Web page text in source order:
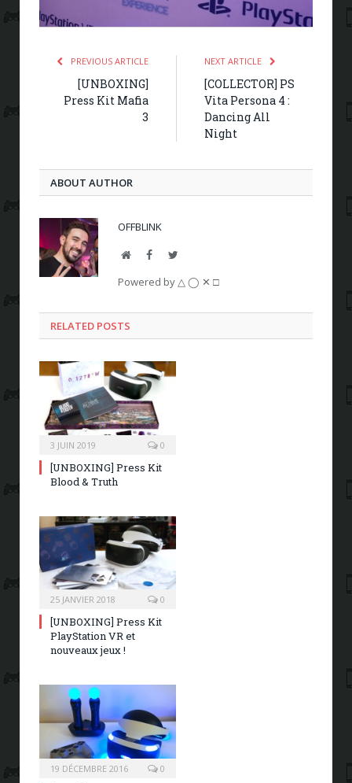
PREVIOUS ARTICLE
[UNBOXING]
Press Kit Mafia
3
NEXT ARTICLE
[COLLECTOR] PS
Vita Persona 4 :
Dancing All
Night
ABOUT AUTHOR
OFFBLINK
WebsiteFacebookTwitter
Powered by △ ◯ ✕ □
RELATED POSTS
3 JUIN 2019 0
[UNBOXING] Press Kit
Blood & Truth
25 JANVIER 2018 0
[UNBOXING] Press Kit
PlayStation VR et
nouveaux jeux !
19 DÉCEMBRE 2016 0